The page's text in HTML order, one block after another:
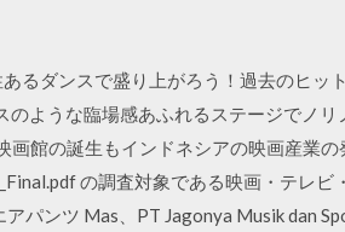
るダンスで盛り上がろう！過去のヒッ
ような臨場感あふれるステージでノ
館の誕生もインドネシアの映画産業
の調査対象である映画・テレビ
パンツ Mas、PT Jagonya Musik dan